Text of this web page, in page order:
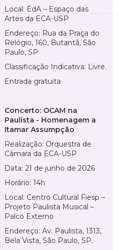
Local: EdA – Espaço das
Artes da ECA-USP
Endereço: Rua da Praça do
Relógio, 160, Butantã, São
Paulo, SP
Classificação Indicativa: Livre.
Entrada gratuita
Concerto: OCAM na
Paulista - Homenagem a
Itamar Assumpção
Realização: Orquestra de
Câmara da ECA-USP
Data: 21 de junho de 2026
Horário: 14h
Local: Centro Cultural Fiesp –
Projeto Paulista Musical –
Palco Externo
Endereço: Av. Paulista, 1313,
Bela Vista, São Paulo, SP.